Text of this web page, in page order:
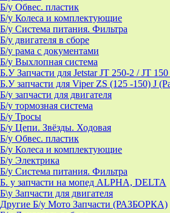
Б/у Обвес. пластик
Б/у Колеса и комплектующие
Б/у Система питания. Фильтра
Б/у двигателя в сборе
Б/у рама с документами
Б/у Выхлопная система
Б.У Запчасти для Jetstar JT 250-2 / JT
Б.У запчасти для Viper ZS (125 -150) J
Б/у запчасти для двигателя
Б/у тормозная система
Б/у Тросы
Б/у Цепи. Звёзды. Ходовая
Б/у Обвес. пластик
Б/у Колеса и комплектующие
Б/у Электрика
Б/у Система питания. Фильтра
Б. у запчасти на мопед ALPHA, DELTA
Б\у Запчасти для двигателя
Другие Б/у Мото Запчасти (РАЗБОРКА)